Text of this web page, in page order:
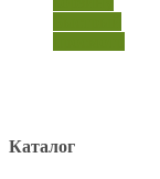
Каталог